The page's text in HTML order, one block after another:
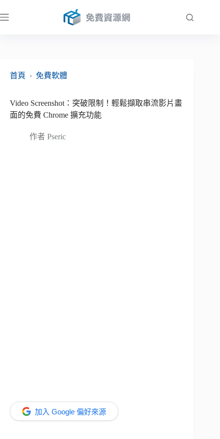
至
首頁
› 免費軟體
Video Screenshot：突破限制！輕鬆擷取串流影片畫
面的免費 Chrome 擴充功能
作者 Pseric
加入 Google 偏好來源